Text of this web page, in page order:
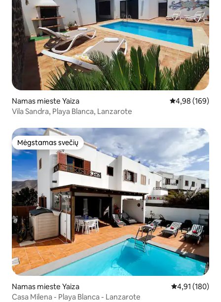
Namas mieste Yaiza Vidutinis
4,98 (169)
Vila Sandra, Playa Blanca, Lanzarote
Mėgstamas svečių
Mėgstamas svečių
Namas mieste Yaiza Vidutinis
4,91 (180)
Casa Milena - Playa Blanca - Lanzarote